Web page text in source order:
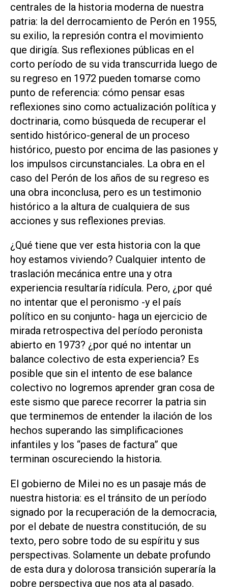
centrales de la historia moderna de nuestra
patria: la del derrocamiento de Perón en 1955,
su exilio, la represión contra el movimiento
que dirigía. Sus reflexiones públicas en el
corto período de su vida transcurrida luego de
su regreso en 1972 pueden tomarse como
punto de referencia: cómo pensar esas
reflexiones sino como actualización política y
doctrinaria, como búsqueda de recuperar el
sentido histórico-general de un proceso
histórico, puesto por encima de las pasiones y
los impulsos circunstanciales. La obra en el
caso del Perón de los años de su regreso es
una obra inconclusa, pero es un testimonio
histórico a la altura de cualquiera de sus
acciones y sus reflexiones previas.
¿Qué tiene que ver esta historia con la que
hoy estamos viviendo? Cualquier intento de
traslación mecánica entre una y otra
experiencia resultaría ridícula. Pero, ¿por qué
no intentar que el peronismo -y el país
político en su conjunto- haga un ejercicio de
mirada retrospectiva del período peronista
abierto en 1973? ¿por qué no intentar un
balance colectivo de esta experiencia? Es
posible que sin el intento de ese balance
colectivo no logremos aprender gran cosa de
este sismo que parece recorrer la patria sin
que terminemos de entender la ilación de los
hechos superando las simplificaciones
infantiles y los “pases de factura” que
terminan oscureciendo la historia.
El gobierno de Milei no es un pasaje más de
nuestra historia: es el tránsito de un período
signado por la recuperación de la democracia,
por el debate de nuestra constitución, de su
texto, pero sobre todo de su espíritu y sus
perspectivas. Solamente un debate profundo
de esta dura y dolorosa transición superaría la
pobre perspectiva que nos ata al pasado.